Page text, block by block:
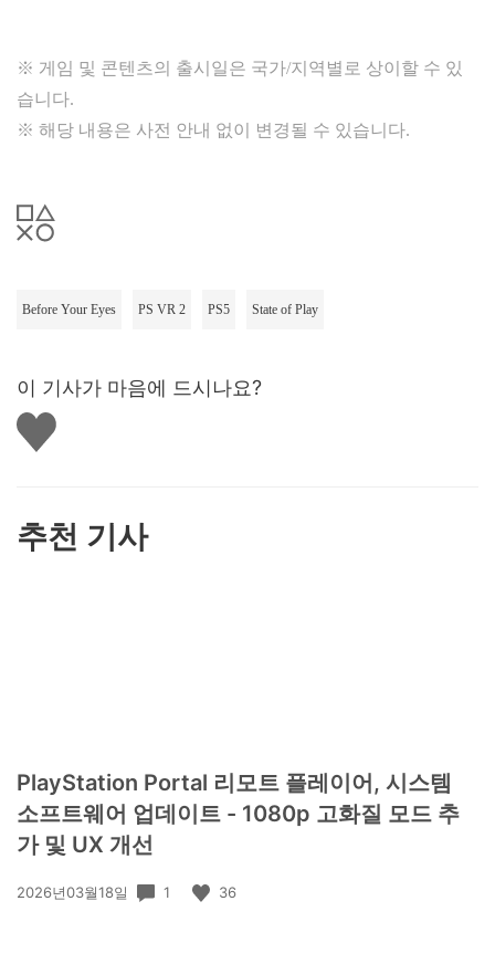
※ 게임 및 콘텐츠의 출시일은 국가/지역별로 상이할 수 있
습니다.
※ 해당 내용은 사전 안내 없이 변경될 수 있습니다.
Before Your Eyes PS VR 2 PS5 State of Play
이 기사가 마음에 드시나요?
좋
아
추천 기사
PlayStation Portal 리모트 플레이어, 시스템
소프트웨어 업데이트 - 1080p 고화질 모드 추
가 및 UX 개선
공
2026년03월18일 1 36